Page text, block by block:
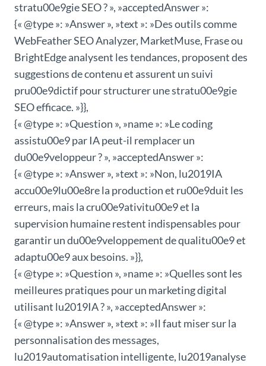
stratu00e9gie SEO ? », »acceptedAnswer »:
{« @type »: »Answer », »text »: »Des outils comme
WebFeather SEO Analyzer, MarketMuse, Frase ou
BrightEdge analysent les tendances, proposent des
suggestions de contenu et assurent un suivi
pru00e9dictif pour structurer une stratu00e9gie
SEO efficace. »}},
{« @type »: »Question », »name »: »Le coding
assistu00e9 par IA peut-il remplacer un
du00e9veloppeur ? », »acceptedAnswer »:
{« @type »: »Answer », »text »: »Non, lu2019IA
accu00e9lu00e8re la production et ru00e9duit les
erreurs, mais la cru00e9ativitu00e9 et la
supervision humaine restent indispensables pour
garantir un du00e9veloppement de qualitu00e9 et
adaptu00e9 aux besoins. »}},
{« @type »: »Question », »name »: »Quelles sont les
meilleures pratiques pour un marketing digital
utilisant lu2019IA ? », »acceptedAnswer »:
{« @type »: »Answer », »text »: »Il faut miser sur la
personnalisation des messages,
lu2019automatisation intelligente, lu2019analyse